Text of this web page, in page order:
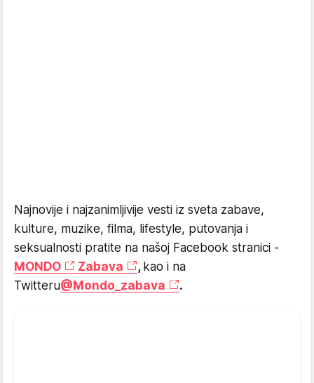
Najnovije i najzanimljivije vesti iz sveta zabave,
kulture, muzike, filma, lifestyle, putovanja i
seksualnosti pratite na našoj Facebook stranici -
MONDO
Zabava , kao i na
Twitteru@Mondo_zabava .